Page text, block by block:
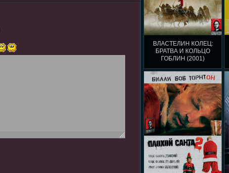
ВЛАСТЕЛИН КОЛЕЦ:
БРАТВА И КОЛЬЦО
ГОБЛИН (2001)